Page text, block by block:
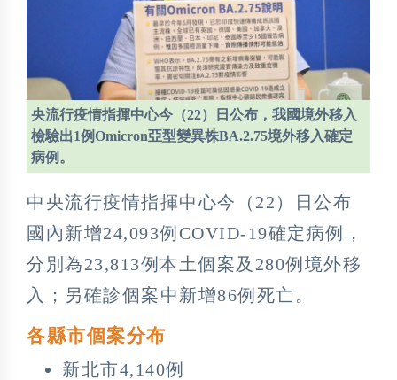
央流行疫情指揮中心今（22）日公布，我國境外移入
檢驗出1例Omicron亞型變異株BA.2.75境外移入確定
病例。
中央流行疫情指揮中心今（22）日公布
國內新增24,093例COVID-19確定病例，
分別為23,813例本土個案及280例境外移
入；另確診個案中新增86例死亡。
各縣市個案分布
新北市4,140例